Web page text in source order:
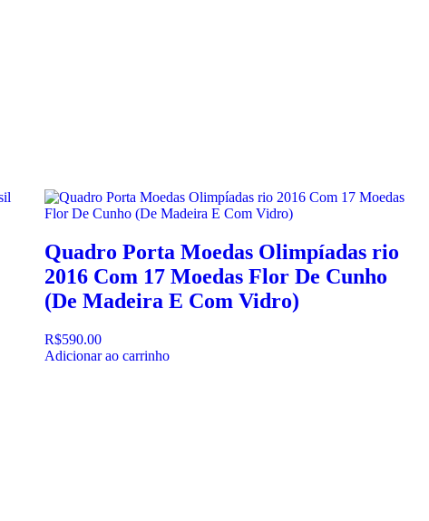
Quadro Porta Moedas Olimpíadas rio
2016 Com 17 Moedas Flor De Cunho
(De Madeira E Com Vidro)
R$590.00
Adicionar ao carrinho